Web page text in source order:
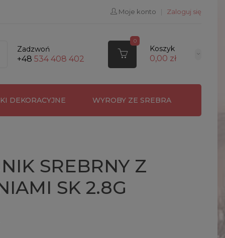
Moje konto Zaloguj się
Zadzwoń
+48 534 408 402
0
Koszyk
0,00 zł
DEKORACYJNE WYROBY ZE SREBRA
SREBRNY Z
SK 2.8G